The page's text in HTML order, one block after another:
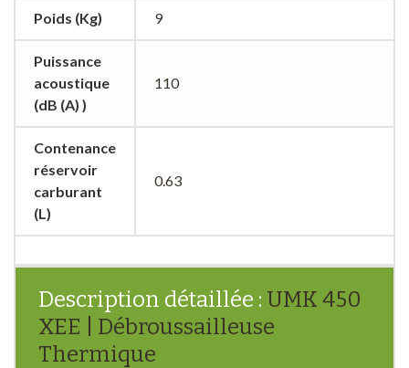
Poids (Kg) 9
Puissance
acoustique
(dB (A) )
110
Contenance
réservoir
carburant
(L)
0.63
Description détaillée : UMK 450
XEE | Débroussailleuse
Thermique